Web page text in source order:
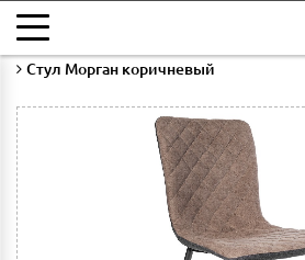
Главная
Стул Морган коричневый